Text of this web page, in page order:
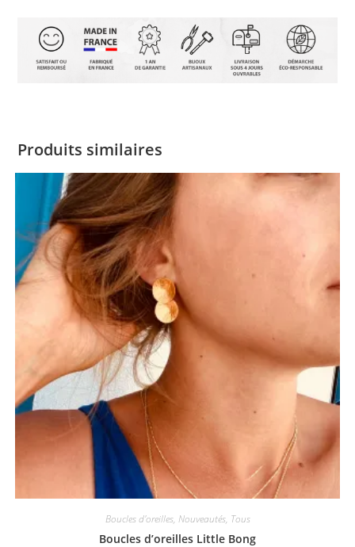
Produits similaires
Boucles d'oreilles, Nouveautés, Tous
Boucles d’oreilles Little Bong